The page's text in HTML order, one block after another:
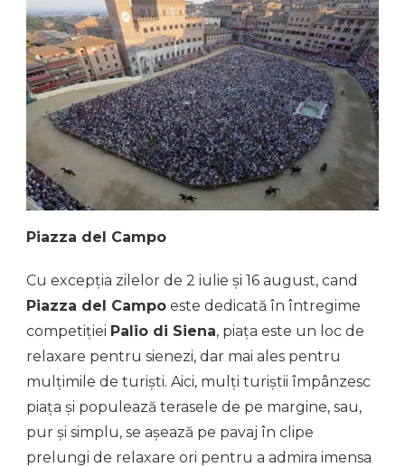
Piazza del Campo
Cu excepția zilelor de 2 iulie și 16 august, cand
Piazza del Campo este dedicată în întregime
competiției Palio di Siena, piața este un loc de
relaxare pentru sienezi, dar mai ales pentru
mulțimile de turiști. Aici, mulți turiștii împânzesc
piața și populează terasele de pe margine, sau,
pur și simplu, se așează pe pavaj în clipe
prelungi de relaxare ori pentru a admira imensa